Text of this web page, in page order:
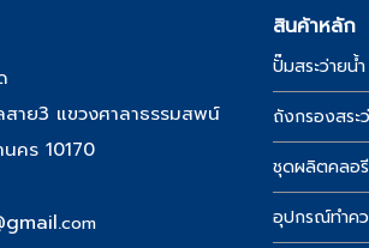
าย3 แขวงศาลาธรรมสพน์
คร 10170
com
สินค้าหลัก
ปั๊มสระว่ายน้ำ
ถังกรองสระ
ชุดผลิตคลอ
อุปกรณ์ทำคว